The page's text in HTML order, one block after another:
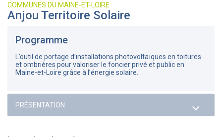
COMMUNES DU MAINE-ET-LOIRE
Anjou Territoire Solaire
Programme
L’outil de portage d’installations photovoltaïques en toitures
et ombrières pour valoriser le foncier privé et public en
Maine-et-Loire grâce à l’énergie solaire.